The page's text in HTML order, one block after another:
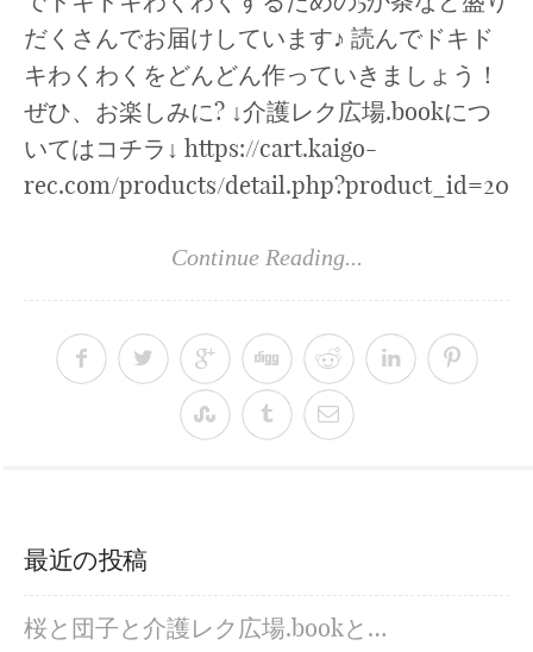
だくさんでお届けしています♪ 読んでドキド
キわくわくをどんどん作っていきましょう！
ぜひ、お楽しみに? ↓介護レク広場.bookにつ
いてはコチラ↓ https://cart.kaigo-
rec.com/products/detail.php?product_id=20
Continue Reading...
最近の投稿
桜と団子と介護レク広場.bookと…